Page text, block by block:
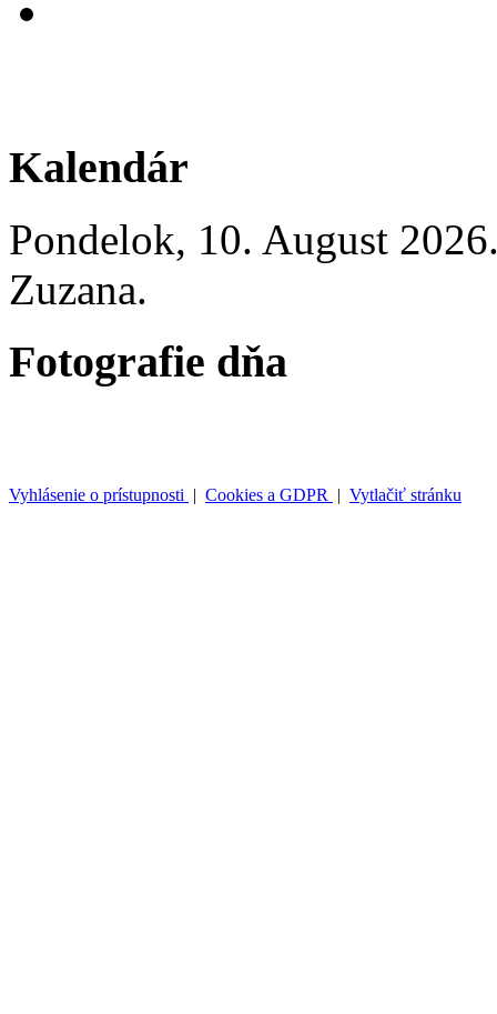
Kalendár
Pondelok, 10. August
Zuzana.
Fotografie dňa
Vyhlásenie o prístupnosti | Cookies a GDPR | Vytlačiť stránku